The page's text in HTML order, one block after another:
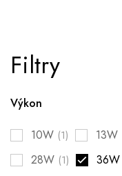
Filtry
Výkon
10W (1) 13W
28W (1) 36W